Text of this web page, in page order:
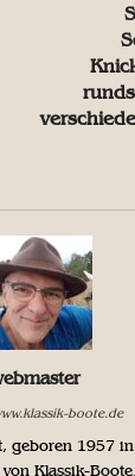
boote.de
geboren 1957
Klassik-